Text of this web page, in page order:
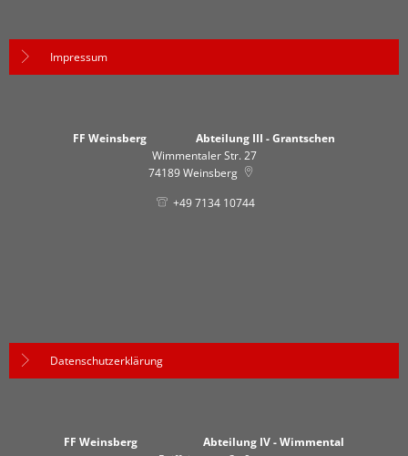
Impressum
FF Weinsberg Abteilung III - Grantschen
Wimmentaler Str. 27
74189Weinsberg
+49 7134 10744
Datenschutzerklärung
FF Weinsberg Abteilung IV - Wimmental